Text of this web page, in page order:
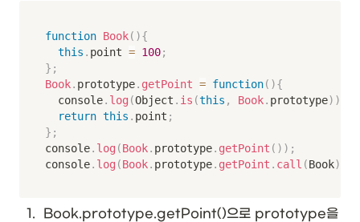
function Book( ){
this . point = 100;
} ;
Book. prototype. getPoint = function( ){
	console
. log (Object . is (this , Book. prototype) )
return this . point ;
} ;
console. log (Book. prototype. getPoint ( ) ) ;
console. log (Book. prototype. getPoint . call (Book)
1.
Book.prototype.getPoint()으로 prototype을